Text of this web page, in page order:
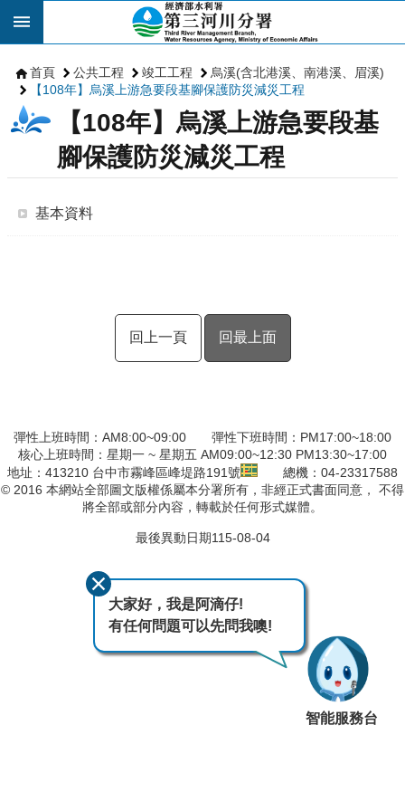
跳到主要內容區塊
首頁 公共工程 竣工工程
烏溪(含北港溪、南港溪、眉溪)
【108年】烏溪上游急要段基腳保護防災減災工程
【108年】烏溪上游急要段基
腳保護防災減災工程
基本資料
回上一頁 回最上面
彈性上班時間：AM8:00~09:00 彈性下班時間：PM17:00~18:00
核心上班時間：星期一 ~ 星期五 AM09:00~12:30 PM13:30~17:00
地址：413210 台中市霧峰區峰堤路191號
總機：04-23317588
© 2016 本網站全部圖文版權係屬本分署所有，非經正式書面同意， 不得
將全部或部分內容，轉載於任何形式媒體。
最後異動日期115-08-04
大家好，我是阿滴仔!
有任何問題可以先問我噢!
智能服務台